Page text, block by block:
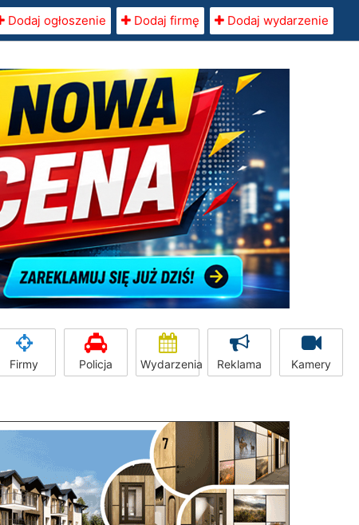
Dodaj ogłoszenie Dodaj firmę Dodaj wydarzenie
Firmy Policja Wydarzenia Reklama Kamery